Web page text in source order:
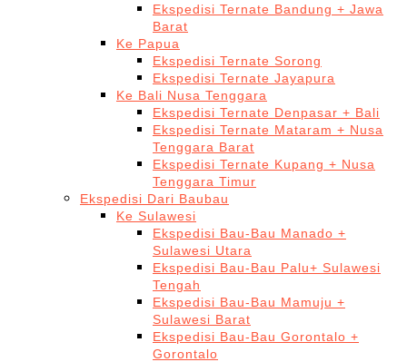
Ekspedisi Ternate Bandung + Jawa
Barat
Ke Papua
Ekspedisi Ternate Sorong
Ekspedisi Ternate Jayapura
Ke Bali Nusa Tenggara
Ekspedisi Ternate Denpasar + Bali
Ekspedisi Ternate Mataram + Nusa
Tenggara Barat
Ekspedisi Ternate Kupang + Nusa
Tenggara Timur
Ekspedisi Dari Baubau
Ke Sulawesi
Ekspedisi Bau-Bau Manado +
Sulawesi Utara
Ekspedisi Bau-Bau Palu+ Sulawesi
Tengah
Ekspedisi Bau-Bau Mamuju +
Sulawesi Barat
Ekspedisi Bau-Bau Gorontalo +
Gorontalo